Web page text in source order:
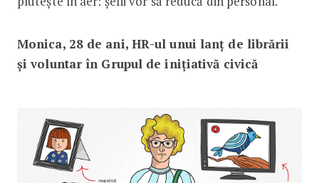
Monica, 28 de ani, HR-ul unui lanț de librării
și voluntar în Grupul de inițiativă civică